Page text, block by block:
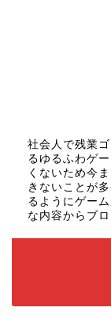
社会人で残業
るゆるふわゲ
くないため今
きないことが
るようにゲー
な内容からブ